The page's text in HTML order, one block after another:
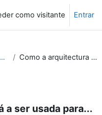
como visitante Entrar
News forum Como a arquitectura está a ser usada para...
a ser usada para...